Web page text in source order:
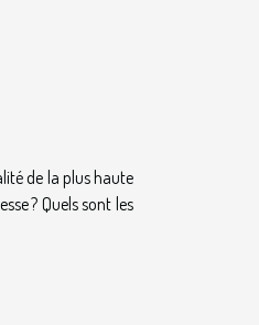
de la plus haute
? Quels sont les